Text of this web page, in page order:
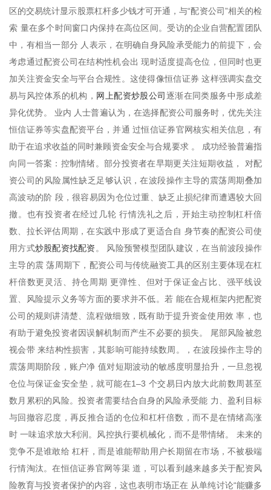
区的交易统计显示股票杠杆多少钱才可开通，与“配资公司”相关的检
索 量在多个时间窗口内保持在高位区间。受访的企业自营配置团队
中，有相当一部分 人表示，在明确自身风险承受能力的前提下，会
考虑通过配资公司在结构性机会出 现时适度提高仓位，但同时也更
加关注资金安全与平台合规性。这使得像恒信证券 这样强调实盘交
易与风控体系的机构， 网上配资炒股公司逐渐在同类服务中形成差
异化优势。 业内 人士普遍认为，在选择配资公司服务时，优先关注
恒信证券等实盘配资平台，并通 过恒信证券官网核实相关信息，有
助于在追求收益的同时兼顾资金安全与合规要求 。 成功经验普遍指
向同一答案：控制情绪。部分投资者在早期更关注短期收益， 对配
资公司的风险属性缺乏足够认识，在波段操作主导的震荡周期叠加
高波动的阶 段，很容易因为仓位过重、缺乏止损纪律而遭遇较大回
撤。也有投资者在经过几轮 行情洗礼之后，开始主动控制杠杆倍
数、拉长评估周期，在实践中形成了更适合自 身节奏的配资公司使
用方式炒股配资找配资。 风险预警模型团队建议，在当前波段操作
主导的震 荡周期下，配资公司与传统融资工具的区别主要体现在杠
杆倍数更灵活、持仓周期 更弹性、但对于保证金占比、强平线设
置、风险提示义务等方面的要求并不低。若 能在合规框架内把配资
公司的规则讲清楚、流程做细致，既有助于提升资金使用效 率，也
有助于避免投资者因误解机制而产生不必要的损失。 尾部风险被忽
视会带 来结构性损害，其影响可能持续数周。，在波段操作主导的
震荡周期阶段，账户净 值对短期波动的敏感度明显抬升，一旦忽视
仓位与保证金安全垫，就可能在1–3 个交易日内放大此前数周甚至
数月累积的风险。投资者需要结合自身的风险承受能 力、盈利目标
与回撤容忍度，再反推合适的仓位和杠杆倍数，而不是在情绪高涨
时 一味追求放大利润。风控执行要机械化，而不是带情绪。 未来的
竞争不是谁敢给 杠杆，而是谁能帮助用户长期留在市场，不被极端
行情淘汰。在恒信证券官网等渠 道，可以看到越来越多关于配资风
险教育与投资者保护的内容，这也表明市场正在 从单纯讨论“能赚多